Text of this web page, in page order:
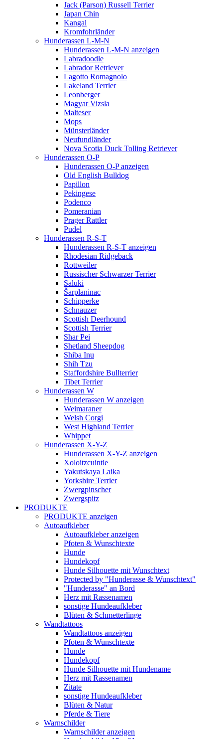
Jack (Parson) Russell Terrier
Japan Chin
Kangal
Kromfohrländer
Hunderassen L-M-N
Hunderassen L-M-N anzeigen
Labradoodle
Labrador Retriever
Lagotto Romagnolo
Lakeland Terrier
Leonberger
Magyar Vizsla
Malteser
Mops
Münsterländer
Neufundländer
Nova Scotia Duck Tolling Retriever
Hunderassen O-P
Hunderassen O-P anzeigen
Old English Bulldog
Papillon
Pekingese
Podenco
Pomeranian
Prager Rattler
Pudel
Hunderassen R-S-T
Hunderassen R-S-T anzeigen
Rhodesian Ridgeback
Rottweiler
Russischer Schwarzer Terrier
Saluki
Šarplaninac
Schipperke
Schnauzer
Scottish Deerhound
Scottish Terrier
Shar Pei
Shetland Sheepdog
Shiba Inu
Shih Tzu
Staffordshire Bullterrier
Tibet Terrier
Hunderassen W
Hunderassen W anzeigen
Weimaraner
Welsh Corgi
West Highland Terrier
Whippet
Hunderassen X-Y-Z
Hunderassen X-Y-Z anzeigen
Xoloitzcuintle
Yakutskaya Laika
Yorkshire Terrier
Zwergpinscher
Zwergspitz
PRODUKTE
PRODUKTE anzeigen
Autoaufkleber
Autoaufkleber anzeigen
Pfoten & Wunschtexte
Hunde
Hundekopf
Hunde Silhouette mit Wunschtext
Protected by "Hunderasse & Wunschtext"
"Hunderasse" an Bord
Herz mit Rassenamen
sonstige Hundeaufkleber
Blüten & Schmetterlinge
Wandtattoos
Wandtattoos anzeigen
Pfoten & Wunschtexte
Hunde
Hundekopf
Hunde Silhouette mit Hundename
Herz mit Rassenamen
Zitate
sonstige Hundeaufkleber
Blüten & Natur
Pferde & Tiere
Warnschilder
Warnschilder anzeigen